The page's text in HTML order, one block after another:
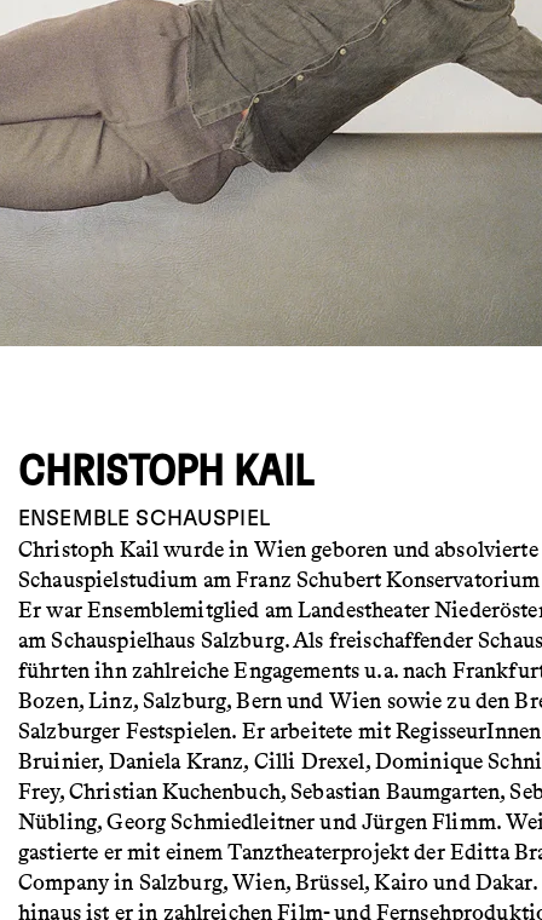
CHRISTOPH KAIL
ENSEMBLE SCHAUSPIEL
Christoph Kail wurde in Wien geboren und absolvierte
Schauspielstudium am Franz Schubert
Er war Ensemblemitglied am Landestheater
am Schauspielhaus Salzburg. Als freischaffender
führten ihn zahlreiche Engagements u.a. nach
Bozen, Linz, Salzburg, Bern und Wien sowie zu den
Salzburger Festspielen. Er arbeitete mit
Bruinier, Daniela Kranz, Cilli Drexel, Dominique
Frey, Christian Kuchenbuch, Sebastian Baumgarten,
Nübling, Georg Schmiedleitner und Jürgen Flimm.
gastierte er mit einem Tanztheaterprojekt der Editta
Company in Salzburg, Wien, Brüssel, Kairo und
hinaus ist er in zahlreichen Film- und